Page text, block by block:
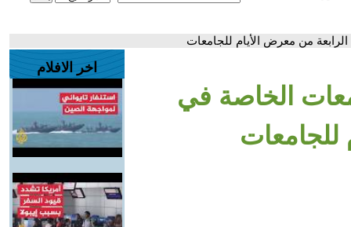
الخاصة في
للجامعات
اخر الافلام